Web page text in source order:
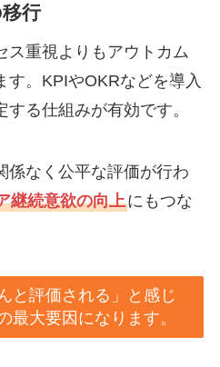
行
ス重視よりもアウトカム
す。KPIやOKRなどを導入
る仕組みが有効です。
係なく公平な評価が行わ
継続意欲の向上にもつな
と評価される」と感じ
最大要因になります。